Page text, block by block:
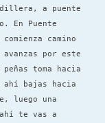
a puente
En Puente
camino
por este
toma hacia
bajas hacia
luego una
te vas a